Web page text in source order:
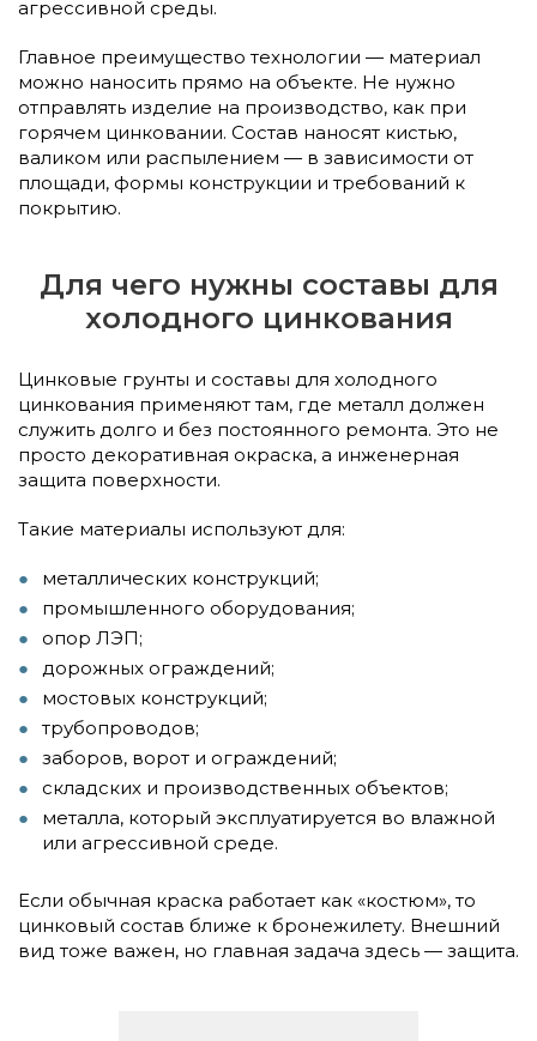
агрессивной среды.
Главное преимущество технологии — материал
можно наносить прямо на объекте. Не нужно
отправлять изделие на производство, как при
горячем цинковании. Состав наносят кистью,
валиком или распылением — в зависимости от
площади, формы конструкции и требований к
покрытию.
Для чего нужны составы для
холодного цинкования
Цинковые грунты и составы для холодного
цинкования применяют там, где металл должен
служить долго и без постоянного ремонта. Это не
просто декоративная окраска, а инженерная
защита поверхности.
Такие материалы используют для:
металлических конструкций;
промышленного оборудования;
опор ЛЭП;
дорожных ограждений;
мостовых конструкций;
трубопроводов;
заборов, ворот и ограждений;
складских и производственных объектов;
металла, который эксплуатируется во влажной
или агрессивной среде.
Если обычная краска работает как «костюм», то
цинковый состав ближе к бронежилету. Внешний
вид тоже важен, но главная задача здесь — защита.